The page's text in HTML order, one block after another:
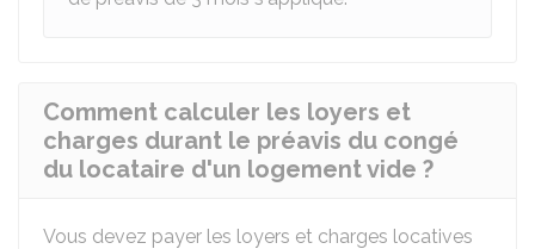
Comment calculer les loyers et
charges durant le préavis du congé
du locataire d'un logement vide ?
Vous devez payer les loyers et charges locatives